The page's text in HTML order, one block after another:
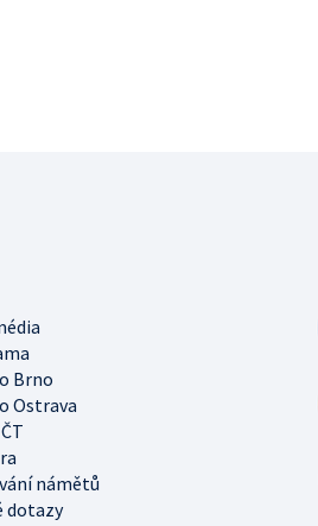
Brno
Ostrava
námětů
dotazy